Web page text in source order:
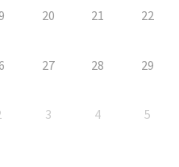
20 21 22
27 28 29
3 4 5